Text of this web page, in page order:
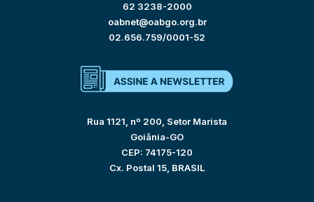
62 3238-2000
oabnet@oabgo.org.br
02.656.759/0001-52
Rua 1121, nº 200, Setor Marista
Goiânia-GO
CEP: 74175-120
Cx. Postal 15, BRASIL